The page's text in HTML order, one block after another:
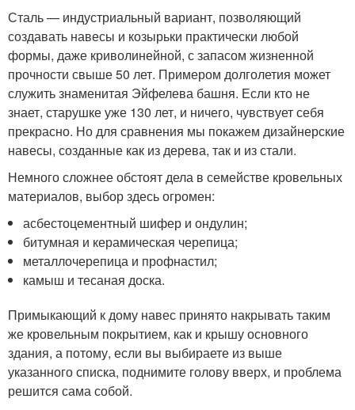
Сталь — индустриальный вариант, позволяющий
создавать навесы и козырьки практически любой
формы, даже криволинейной, с запасом жизненной
прочности свыше 50 лет. Примером долголетия может
служить знаменитая Эйфелева башня. Если кто не
знает, старушке уже 130 лет, и ничего, чувствует себя
прекрасно. Но для сравнения мы покажем дизайнерские
навесы, созданные как из дерева, так и из стали.
Немного сложнее обстоят дела в семействе кровельных
материалов, выбор здесь огромен:
асбестоцементный шифер и ондулин;
битумная и керамическая черепица;
металлочерепица и профнастил;
камыш и тесаная доска.
Примыкающий к дому навес принято накрывать таким
же кровельным покрытием, как и крышу основного
здания, а потому, если вы выбираете из выше
указанного списка, поднимите голову вверх, и проблема
решится сама собой.